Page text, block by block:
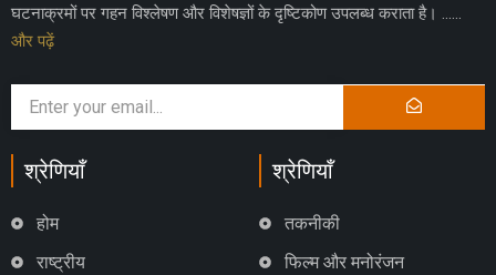
घटनाक्रमों पर गहन विश्लेषण और विशेषज्ञों के दृष्टिकोण उपलब्ध कराता है। ……
और पढ़ें
श्रेणियाँ
होम
राष्ट्रीय
श्रेणियाँ
तकनीकी
फिल्म और मनोरंजन